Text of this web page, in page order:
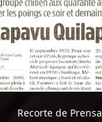
Recorte de Prensa